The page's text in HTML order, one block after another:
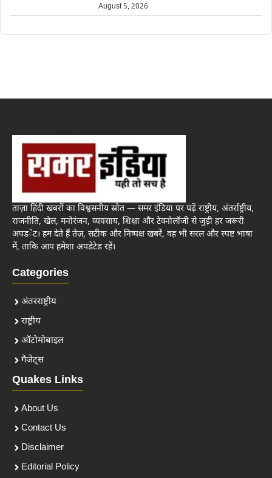
August 5, 2026
ताज़ा हिंदी खबरों का विश्वसनीय स्रोत — समर इंडिया पर पढ़ें राष्ट्रीय, अंतर्राष्ट्रीय,
राजनीति, खेल, मनोरंजन, व्यवसाय, शिक्षा और टेक्नोलॉजी से जुड़ी हर जरूरी
अपडेट। हम देते हैं तेज़, सटीक और निष्पक्ष खबरें, वह भी सरल और स्पष्ट भाषा
में, ताकि आप हमेशा अपडेटेड रहें।
Categories
अंतरराष्ट्रीय
राष्ट्रीय
ऑटोमोबाइल
गैजेट्स
Quakes Links
About Us
Contact Us
Disclaimer
Editorial Policy